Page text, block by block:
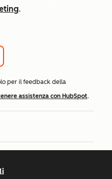
.
per il feedback della
assistenza con HubSpot.